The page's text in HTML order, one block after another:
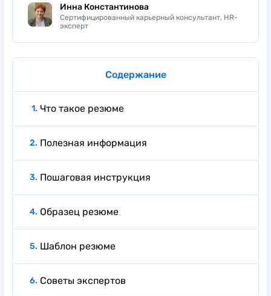
Инна Константинова
Сертифицированный карьерный консультант, HR-
эксперт
Содержание
Что такое резюме
Полезная информация
Пошаговая инструкция
Образец резюме
Шаблон резюме
Советы экспертов